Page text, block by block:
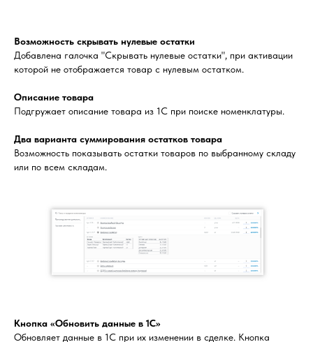
Возможность скрывать нулевые остатки
Добавлена галочка "Скрывать нулевые остатки", при активации
которой не отображается товар с нулевым остатком.
Описание товара
Подгружает описание товара из 1С при поиске номенклатуры.
Два варианта суммирования остатков товара
Возможность показывать остатки товаров по выбранному складу
или по всем складам.
Кнопка «Обновить данные в 1С»
Обновляет данные в 1С при их изменении в сделке. Кнопка